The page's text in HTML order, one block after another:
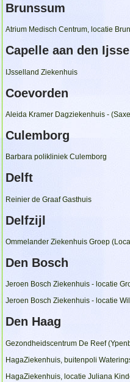
Brunssum
Atrium Medisch Centrum, locatie
Capelle aan den
IJsselland Ziekenhuis
Coevorden
Aleida Kramer Dagziekenhuis -
Culemborg
Barbara polikliniek Culemborg
Delft
Reinier de Graaf Gasthuis
Delfzijl
Ommelander Ziekenhuis Groep
Den Bosch
Jeroen Bosch Ziekenhuis - locatie
Jeroen Bosch Ziekenhuis - locatie
Den Haag
Gezondheidscentrum De Reef
HagaZiekenhuis, buitenpoli
HagaZiekenhuis, locatie Juliana